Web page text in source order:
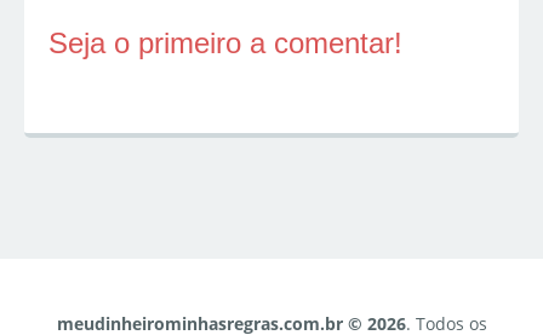
Seja o primeiro a comentar!
meudinheirominhasregras.com.br © 2026. Todos os